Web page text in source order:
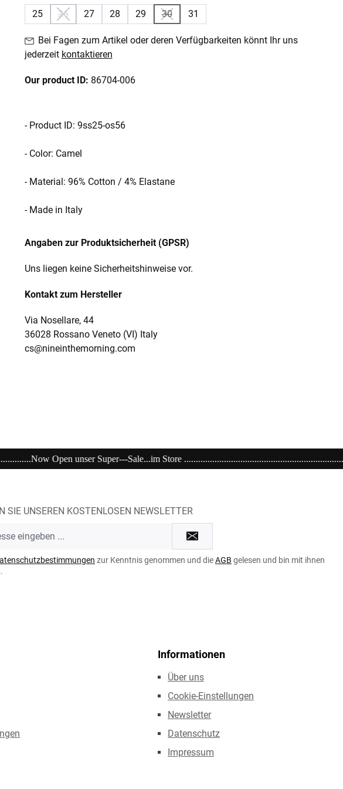
25
26
(Diese Option ist zurzeit nicht verfügbar.)
27 28 29 30
(Diese Option ist zurzeit nicht verfügbar.)
31
Bei Fagen zum Artikel oder deren Verfügbarkeiten könnt Ihr uns
jederzeit kontaktieren
Our product ID: 86704-006
- Product ID: 9ss25-os56
- Color: Camel
- Material: 96% Cotton / 4% Elastane
- Made in Italy
Angaben zur Produktsicherheit (GPSR)
Uns liegen keine Sicherheitshinweise vor.
Kontakt zum Hersteller
Via Nosellare, 44
36028 Rossano Veneto (VI) Italy
cs@nineinthemorning.com
Store
SIE UNSEREN KOSTENLOSEN NEWSLETTER
zur Kenntnis genommen und dieAGB gelesen und bin mit ihnen
Informationen
Über uns
Cookie-Einstellungen
Newsletter
Datenschutz
Impressum